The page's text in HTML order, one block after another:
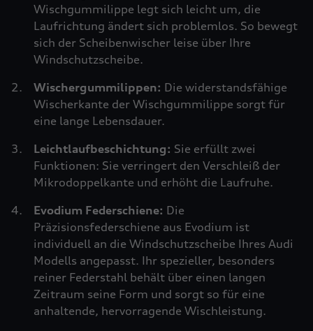
Wischgummilippe legt sich leicht um, die
Laufrichtung ändert sich problemlos. So bewegt
sich der Scheibenwischer leise über Ihre
Windschutzscheibe.
Wischergummilippen: Die widerstandsfähige
Wischerkante der Wischgummilippe sorgt für
eine lange Lebensdauer.
Leichtlaufbeschichtung: Sie erfüllt zwei
Funktionen: Sie verringert den Verschleiß der
Mikrodoppelkante und erhöht die Laufruhe.
Evodium Federschiene: Die
Präzisionsfederschiene aus Evodium ist
individuell an die Windschutzscheibe Ihres Audi
Modells angepasst. Ihr spezieller, besonders
reiner Federstahl behält über einen langen
Zeitraum seine Form und sorgt so für eine
anhaltende, hervorragende Wischleistung.